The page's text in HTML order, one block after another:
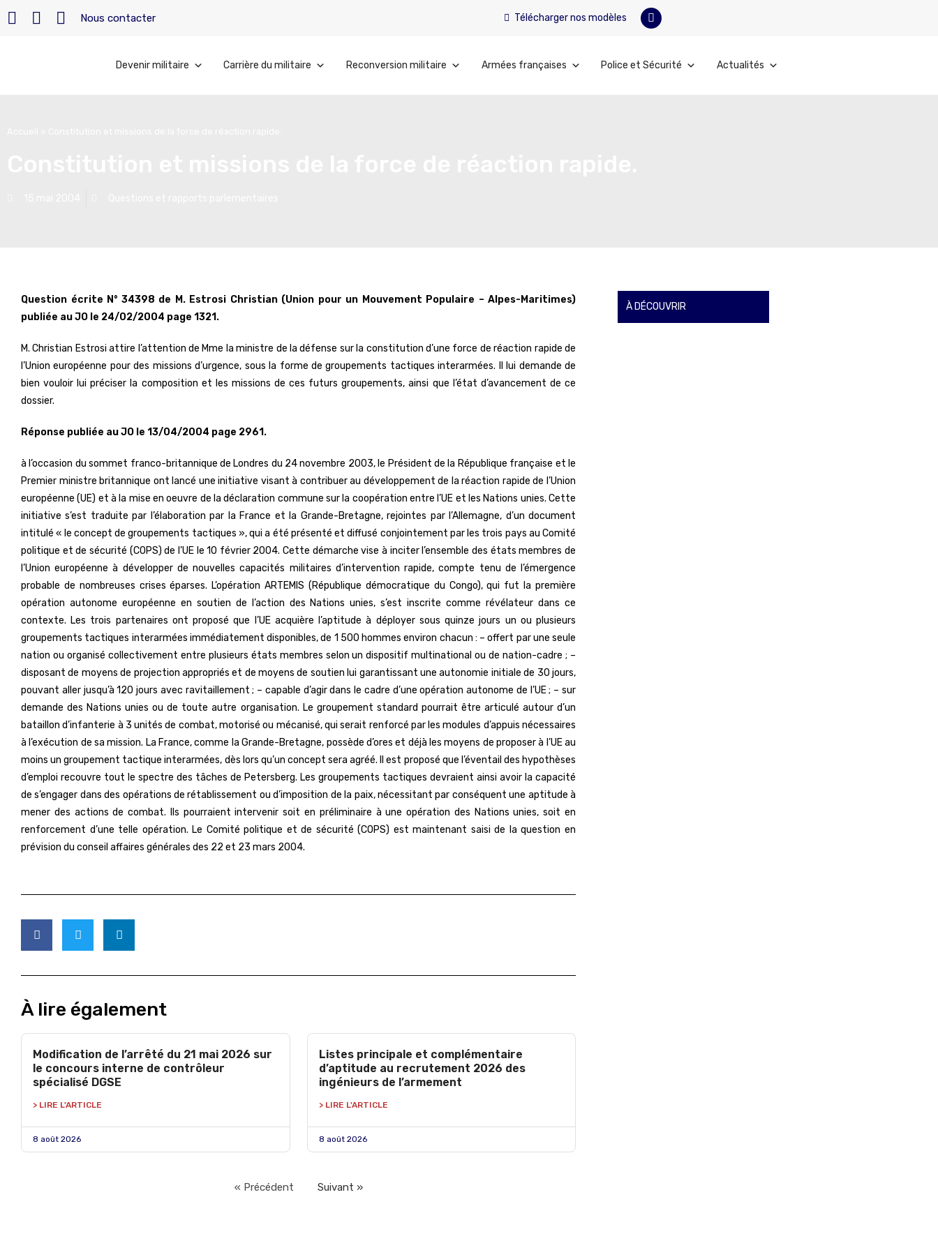
Nous contacter Télécharger nos modèles
Devenir militaire Carrière du militaire Reconversion militaire Armées françaises Police et Sécurité Actualités
Question écrite N° 34398 de M. Estrosi Christian (Union pour un Mouvement Populaire – Alpes-Maritimes)
publiée au JO le 24/02/2004 page 1321.
M. Christian Estrosi attire l’attention de Mme la ministre de la défense sur la constitution d’une force de réaction rapide de
l’Union européenne pour des missions d’urgence, sous la forme de groupements tactiques interarmées. Il lui demande de
bien vouloir lui préciser la composition et les missions de ces futurs groupements, ainsi que l’état d’avancement de ce
dossier.
Réponse publiée au JO le 13/04/2004 page 2961.
à l’occasion du sommet franco-britannique de Londres du 24 novembre 2003, le Président de la République française et le
Premier ministre britannique ont lancé une initiative visant à contribuer au développement de la réaction rapide de l’Union
européenne (UE) et à la mise en oeuvre de la déclaration commune sur la coopération entre l’UE et les Nations unies. Cette
initiative s’est traduite par l’élaboration par la France et la Grande-Bretagne, rejointes par l’Allemagne, d’un document
intitulé « le concept de groupements tactiques », qui a été présenté et diffusé conjointement par les trois pays au Comité
politique et de sécurité (COPS) de l’UE le 10 février 2004. Cette démarche vise à inciter l’ensemble des états membres de
l’Union européenne à développer de nouvelles capacités militaires d’intervention rapide, compte tenu de l’émergence
probable de nombreuses crises éparses. L’opération ARTEMIS (République démocratique du Congo), qui fut la première
opération autonome européenne en soutien de l’action des Nations unies, s’est inscrite comme révélateur dans ce
contexte. Les trois partenaires ont proposé que l’UE acquière l’aptitude à déployer sous quinze jours un ou plusieurs
groupements tactiques interarmées immédiatement disponibles, de 1 500 hommes environ chacun : – offert par une seule
nation ou organisé collectivement entre plusieurs états membres selon un dispositif multinational ou de nation-cadre ; –
disposant de moyens de projection appropriés et de moyens de soutien lui garantissant une autonomie initiale de 30 jours,
pouvant aller jusqu’à 120 jours avec ravitaillement ; – capable d’agir dans le cadre d’une opération autonome de l’UE ; – sur
demande des Nations unies ou de toute autre organisation. Le groupement standard pourrait être articulé autour d’un
bataillon d’infanterie à 3 unités de combat, motorisé ou mécanisé, qui serait renforcé par les modules d’appuis nécessaires
à l’exécution de sa mission. La France, comme la Grande-Bretagne, possède d’ores et déjà les moyens de proposer à l’UE au
moins un groupement tactique interarmées, dès lors qu’un concept sera agréé. Il est proposé que l’éventail des hypothèses
d’emploi recouvre tout le spectre des tâches de Petersberg. Les groupements tactiques devraient ainsi avoir la capacité
de s’engager dans des opérations de rétablissement ou d’imposition de la paix, nécessitant par conséquent une aptitude à
mener des actions de combat. Ils pourraient intervenir soit en préliminaire à une opération des Nations unies, soit en
renforcement d’une telle opération. Le Comité politique et de sécurité (COPS) est maintenant saisi de la question en
prévision du conseil affaires générales des 22 et 23 mars 2004.
À lire également
Modification de l’arrêté du 21 mai 2026 sur
le concours interne de contrôleur
spécialisé DGSE
> LIRE L'ARTICLE
8 août 2026
Listes principale et complémentaire
d’aptitude au recrutement 2026 des
ingénieurs de l’armement
> LIRE L'ARTICLE
8 août 2026
« Précédent Suivant »
À DÉCOUVRIR